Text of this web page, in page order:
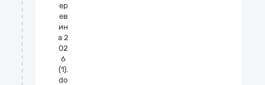
ер
ев
ин
а 2
02
6
(1).
do